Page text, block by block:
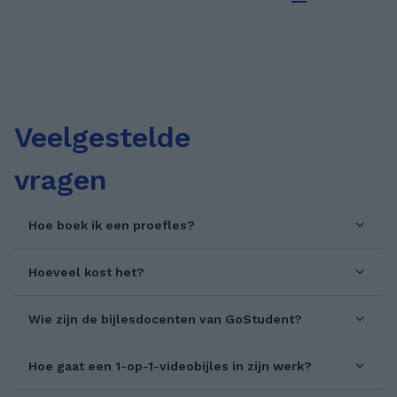
Veelgestelde
vragen
Hoe boek ik een proefles?
Hoeveel kost het?
Wie zijn de bijlesdocenten van GoStudent?
Hoe gaat een 1-op-1-videobijles in zijn werk?